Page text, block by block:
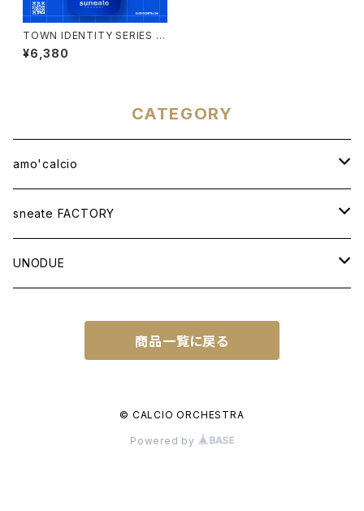
TOWN IDENTITY SERIES J
APAN EDITION [FUNABASH
I CITY]
¥6,380
CATEGORY
amo'calcio
APPAREL
T-SHIRT
BAG
WOVEN TOTEBAG A4W
WOVEN BACKPACK A3H
sneate FACTORY
ORIGINAL DESIGN
NATIONAL IDENTITY SERIES
UNODUE
FUTSAL BALL
SOCCER NOTE
商品一覧に戻る
© CALCIO ORCHESTRA
Powered by